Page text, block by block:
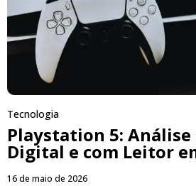
Tecnologia
Playstation 5: Análise
Digital e com Leitor
16 de maio de 2026